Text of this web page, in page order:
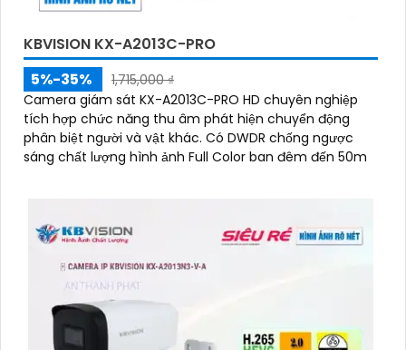
KBVISION KX-A2013C-PRO
5%-35%
1,715,000 ₫
Camera giám sát KX-A2013C-PRO HD chuyên nghiệp
tích hợp chức năng thu âm phát hiện chuyển động
phân biệt người và vật khác. Có DWDR chống ngược
sáng chất lượng hình ảnh Full Color ban đêm đến 50m